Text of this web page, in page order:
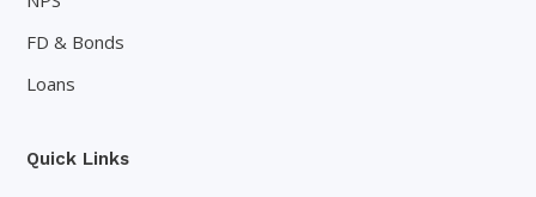
FD & Bonds
Loans
Quick Links